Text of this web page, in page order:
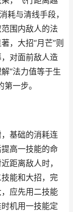
耗与清线手段，
围内敌人的法
，大招“月芒”则
对面前敌人造
“法力值等于生
一步。
基础的消耗连
高一技能的命
距离敌人时，
能和大招，完
应先用二技能
机用一技能定